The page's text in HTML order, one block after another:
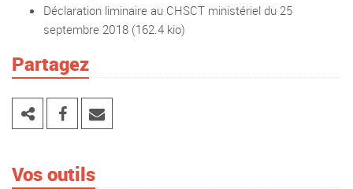
Déclaration liminaire au CHSCT ministériel du 25
septembre 2018 (162.4 kio)
Partagez
Vos outils